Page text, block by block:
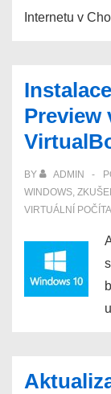
Internetu v
Preview
BY ADMIN
WINDOWS,
VIRTUÁLNÍ